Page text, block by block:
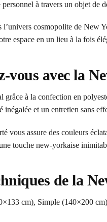
à travers un objet de
cosmopolite de New
espace en un lieu à la fois
vous avec la
grâce à la confection en
inégalée et un entretien sans
vous assure des couleurs
touche new-yorkaise
de la
cm), Simple (140×200